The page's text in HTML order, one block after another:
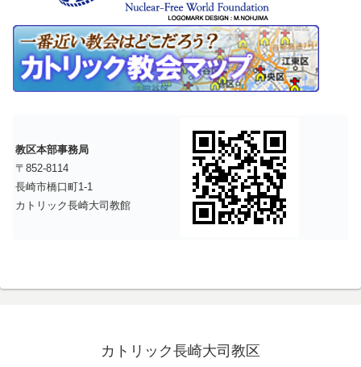
教区本部事務局
〒852-8114
長崎市橋口町1-1
カトリック長崎大司教館
カトリック長崎大司教区